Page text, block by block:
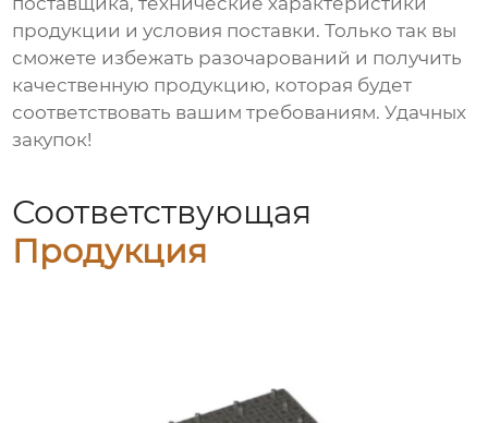
продукции и условия поставки. Только так вы
сможете избежать разочарований и получить
качественную продукцию, которая будет
соответствовать вашим требованиям. Удачных
закупок!
Соответствующая
Продукция